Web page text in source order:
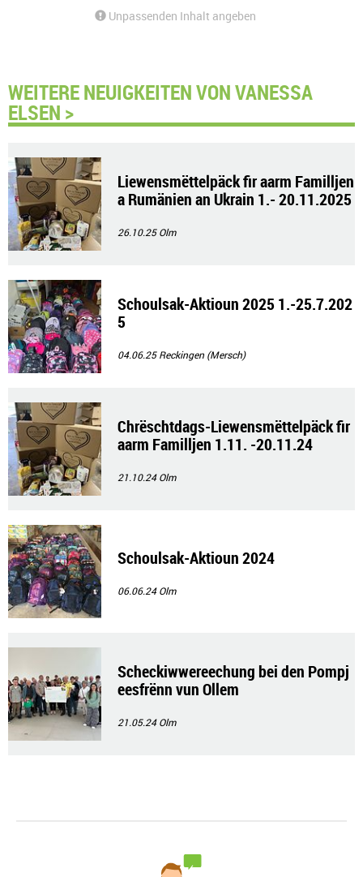
Unpassenden Inhalt angeben
WEITERE NEUIGKEITEN VON VANESSA
ELSEN >
Liewensmëttelpäck fir aarm Familljen
a Rumänien an Ukrain 1.- 20.11.2025
26.10.25Olm
Schoulsak-Aktioun 2025 1.-25.7.202
5
04.06.25Reckingen (Mersch)
Chrëschtdags-Liewensmëttelpäck fir
aarm Familljen 1.11. -20.11.24
21.10.24Olm
Schoulsak-Aktioun 2024
06.06.24Olm
Scheckiwwereechung bei den Pompj
eesfrënn vun Ollem
21.05.24Olm